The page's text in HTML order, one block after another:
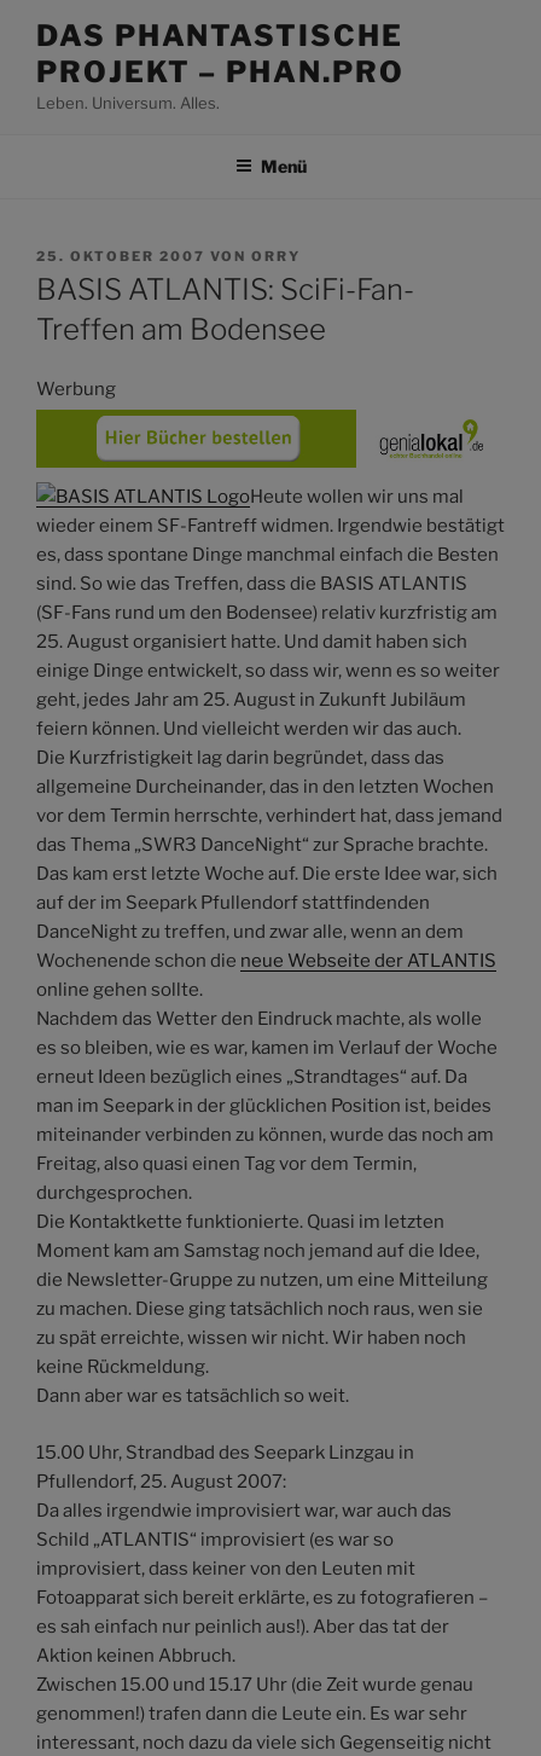
Inhalt
springen
DAS PHANTASTISCHE
PROJEKT – PHAN.PRO
Leben. Universum. Alles.
Menü
VERÖFFENTLICHT
AM
25. OKTOBER 2007 VON ORRY
BASIS ATLANTIS: SciFi-Fan-
Treffen am Bodensee
Werbung
Heute wollen wir uns mal
wieder einem SF-Fantreff widmen. Irgendwie bestätigt
es, dass spontane Dinge manchmal einfach die Besten
sind. So wie das Treffen, dass die BASIS ATLANTIS
(SF-Fans rund um den Bodensee) relativ kurzfristig am
25. August organisiert hatte. Und damit haben sich
einige Dinge entwickelt, so dass wir, wenn es so weiter
geht, jedes Jahr am 25. August in Zukunft Jubiläum
feiern können. Und vielleicht werden wir das auch.
Die Kurzfristigkeit lag darin begründet, dass das
allgemeine Durcheinander, das in den letzten Wochen
vor dem Termin herrschte, verhindert hat, dass jemand
das Thema „SWR3 DanceNight“ zur Sprache brachte.
Das kam erst letzte Woche auf. Die erste Idee war, sich
auf der im Seepark Pfullendorf stattfindenden
DanceNight zu treffen, und zwar alle, wenn an dem
Wochenende schon die neue Webseite der ATLANTIS
online gehen sollte.
Nachdem das Wetter den Eindruck machte, als wolle
es so bleiben, wie es war, kamen im Verlauf der Woche
erneut Ideen bezüglich eines „Strandtages“ auf. Da
man im Seepark in der glücklichen Position ist, beides
miteinander verbinden zu können, wurde das noch am
Freitag, also quasi einen Tag vor dem Termin,
durchgesprochen.
Die Kontaktkette funktionierte. Quasi im letzten
Moment kam am Samstag noch jemand auf die Idee,
die Newsletter-Gruppe zu nutzen, um eine Mitteilung
zu machen. Diese ging tatsächlich noch raus, wen sie
zu spät erreichte, wissen wir nicht. Wir haben noch
keine Rückmeldung.
Dann aber war es tatsächlich so weit.
15.00 Uhr, Strandbad des Seepark Linzgau in
Pfullendorf, 25. August 2007:
Da alles irgendwie improvisiert war, war auch das
Schild „ATLANTIS“ improvisiert (es war so
improvisiert, dass keiner von den Leuten mit
Fotoapparat sich bereit erklärte, es zu fotografieren –
es sah einfach nur peinlich aus!). Aber das tat der
Aktion keinen Abbruch.
Zwischen 15.00 und 15.17 Uhr (die Zeit wurde genau
genommen!) trafen dann die Leute ein. Es war sehr
interessant, noch dazu da viele sich Gegenseitig nicht